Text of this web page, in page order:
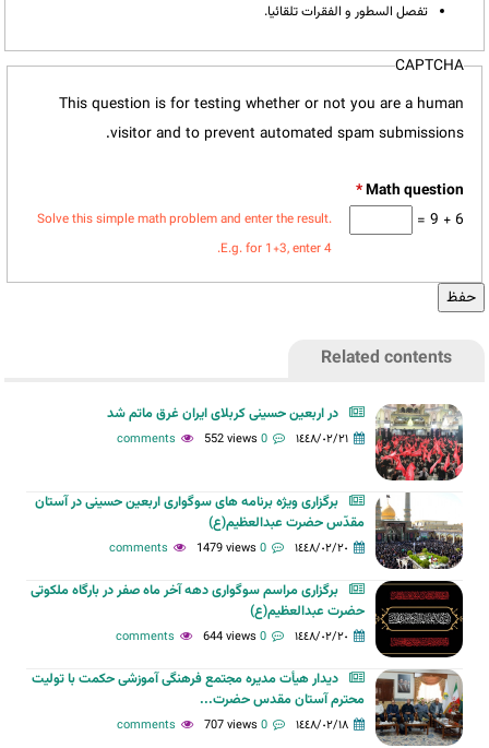
تفصل السطور و الفقرات تلقائيا.
CAPTCHA
This question is for testing whether or not you are a human
visitor and to prevent automated spam submissions.
*
6 + 9 =
Solve this simple math problem and enter the result.
E.g. for 1+3, enter 4.
Related contents
در اربعین حسینی کربلای ایران غرق ماتم شد
١٤٤٨/٠٢/٢١ 0 comments
552 views
برگزاری ویژه برنامه های سوگواری اربعین حسینی در آستان
مقدّس حضرت عبدالعظیم(ع)
١٤٤٨/٠٢/٢٠ 0 comments
1479 views
برگزاری مراسم سوگواری دهه آخر ماه صفر در بارگاه ملکوتی
حضرت عبدالعظیم(ع)
١٤٤٨/٠٢/٢٠ 0 comments
644 views
دیدار هیأت مدیره مجتمع فرهنگی آموزشی حکمت با تولیت
محترم آستان مقدس حضرت...
١٤٤٨/٠٢/١٨ 0 comments
707 views